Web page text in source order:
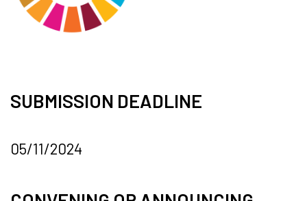
SUBMISSION DEADLINE
05/11/2024